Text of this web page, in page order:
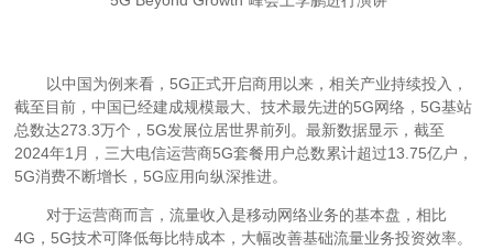
以中国为例来看，5G正式开启商用以来，相关产业持续投入，
截至目前，中国已经建成规模最大、技术最先进的5G网络，5G基站
总数达273.3万个，5G发展位居世界前列。最新数据显示，截至
2024年1月，三大电信运营商5G套餐用户总数累计超过13.75亿户，
5G消费不断增长，5G应用向纵深推进。
对于运营商而言，流量收入是移动网络业务的基本盘，相比
4G，5G技术可降低每比特成本，大幅改善基础流量业务投资效率。